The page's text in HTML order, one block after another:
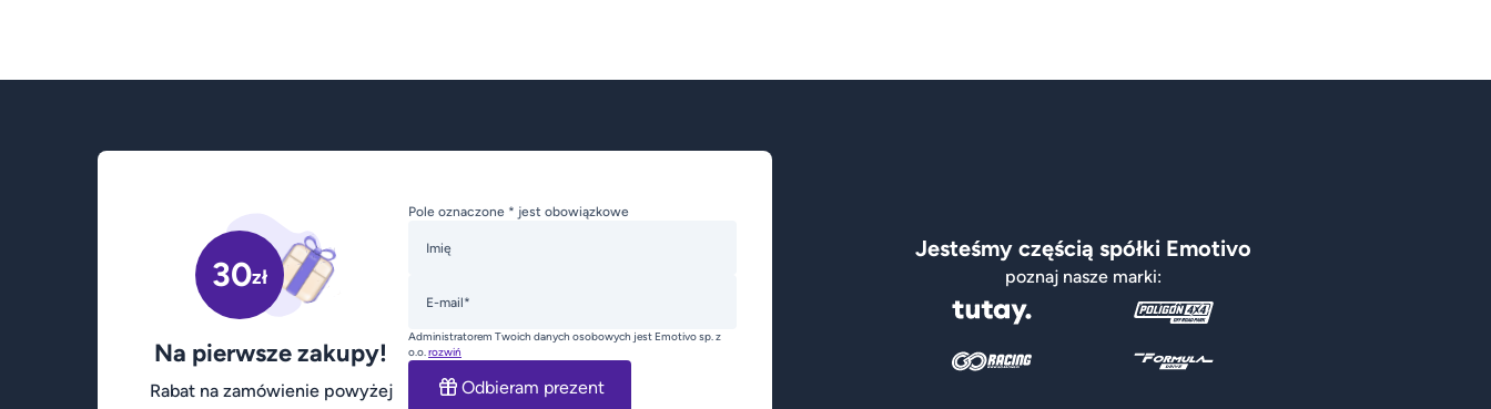
30zł
Na pierwsze zakupy!
Rabat na zamówienie powyżej
Pole oznaczone * jest obowiązkowe
Imię
E-mail*
Administratorem Twoich danych osobowych jest Emotivo sp. z
o.o.rozwiń
Odbieram prezent
Jesteśmy częścią spółki Emotivo
poznaj nasze marki: